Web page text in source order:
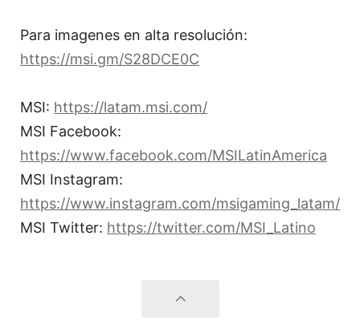
Para imagenes en alta resolución:
https://msi.gm/S28DCE0C
MSI: https://latam.msi.com/
MSI Facebook:
https://www.facebook.com/MSILatinAmerica
MSI Instagram:
https://www.instagram.com/msigaming_latam/
MSI Twitter: https://twitter.com/MSI_Latino